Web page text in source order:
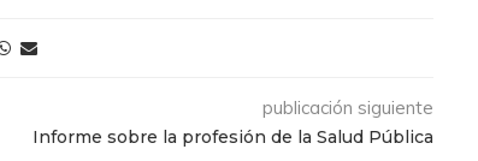
publicación siguiente
Informe sobre la profesión de la Salud Pública